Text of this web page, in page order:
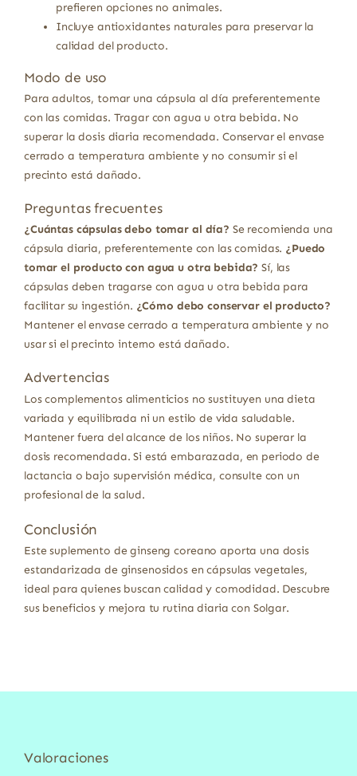
prefieren opciones no animales.
Incluye antioxidantes naturales para preservar la
calidad del producto.
Modo de uso
Para adultos, tomar una cápsula al día preferentemente
con las comidas. Tragar con agua u otra bebida. No
superar la dosis diaria recomendada. Conservar el envase
cerrado a temperatura ambiente y no consumir si el
precinto está dañado.
Preguntas frecuentes
¿Cuántas cápsulas debo tomar al día? Se recomienda una
cápsula diaria, preferentemente con las comidas. ¿Puedo
tomar el producto con agua u otra bebida? Sí, las
cápsulas deben tragarse con agua u otra bebida para
facilitar su ingestión. ¿Cómo debo conservar el producto?
Mantener el envase cerrado a temperatura ambiente y no
usar si el precinto interno está dañado.
Advertencias
Los complementos alimenticios no sustituyen una dieta
variada y equilibrada ni un estilo de vida saludable.
Mantener fuera del alcance de los niños. No superar la
dosis recomendada. Si está embarazada, en periodo de
lactancia o bajo supervisión médica, consulte con un
profesional de la salud.
Conclusión
Este suplemento de ginseng coreano aporta una dosis
estandarizada de ginsenosidos en cápsulas vegetales,
ideal para quienes buscan calidad y comodidad. Descubre
sus beneficios y mejora tu rutina diaria con Solgar.
Valoraciones